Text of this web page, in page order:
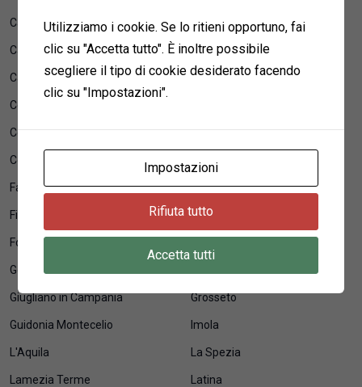
Carrara Caserta
Casoria Castellammare di Stabia
Catania Catanzaro
Cesena
Como Corigliano-Rossano
Cosenza Cremona
Fano Ferrara
Firenze Fiumicino
Foggia
Gela
Giugliano in Campania Grosseto
Guidonia Montecelio Imola
L'Aquila La Spezia
Lamezia Terme Latina
Utilizziamo i cookie. Se lo ritieni opportuno, fai
clic su "Accetta tutto". È inoltre possibile
scegliere il tipo di cookie desiderato facendo
clic su "Impostazioni".
Impostazioni
Rifiuta tutto
Accetta tutti